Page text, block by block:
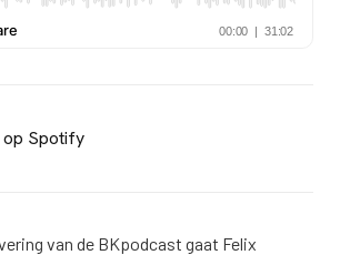
op Spotify
van de BKpodcast gaat Felix